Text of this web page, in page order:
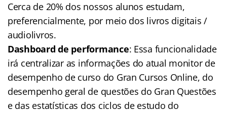
Cerca de 20% dos nossos alunos estudam,
preferencialmente, por meio dos livros digitais /
audiolivros.
Dashboard de performance: Essa funcionalidade
irá centralizar as informações do atual monitor de
desempenho de curso do Gran Cursos Online, do
desempenho geral de questões do Gran Questões
e das estatísticas dos ciclos de estudo do